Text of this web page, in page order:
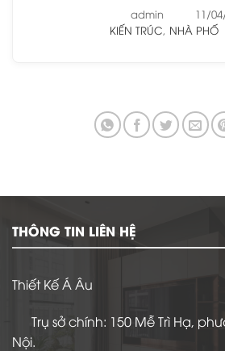
admin
11/
KIẾN TRÚC, NHÀ PHỐ
THÔNG TIN LIÊN HỆ
Thiết Kế Á Âu
Trụ sở chính: 150 Mễ Trì Hạ,
Nội.